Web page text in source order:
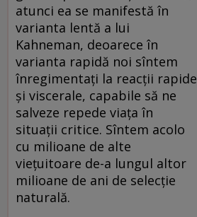
atunci ea se manifestă în
varianta lentă a lui
Kahneman, deoarece în
varianta rapidă noi sîntem
înregimentați la reacții rapide
și viscerale, capabile să ne
salveze repede viața în
situații critice. Sîntem acolo
cu milioane de alte
viețuitoare de-a lungul altor
milioane de ani de selecție
naturală.